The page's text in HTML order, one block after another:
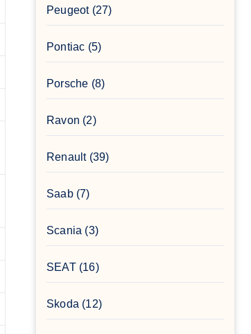
Peugeot(27)
Pontiac (5)
Porsche (8)
Ravon (2)
Renault(39)
Saab(7)
Scania (3)
SEAT(16)
Skoda (12)